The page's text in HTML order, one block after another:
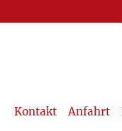
Kontakt Anfahrt